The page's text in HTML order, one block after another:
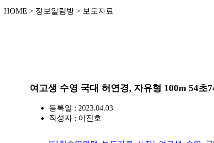
HOME > 정보알림방 > 보도자료
여고생 수영 국대 허연경, 자유형 100m 54초
등록일 : 2023.04.03
작성자 : 이진호